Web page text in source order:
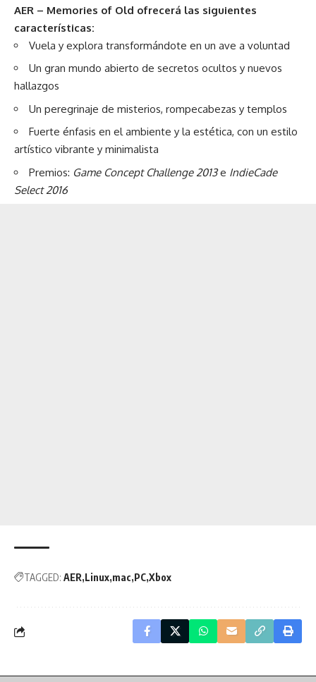
AER – Memories of Old ofrecerá las siguientes
características:
Vuela y explora transformándote en un ave a voluntad
Un gran mundo abierto de secretos ocultos y nuevos
hallazgos
Un peregrinaje de misterios, rompecabezas y templos
Fuerte énfasis en el ambiente y la estética, con un estilo
artístico vibrante y minimalista
Premios: Game Concept Challenge 2013e IndieCade
Select 2016
TAGGED: AER Linux mac PC Xbox